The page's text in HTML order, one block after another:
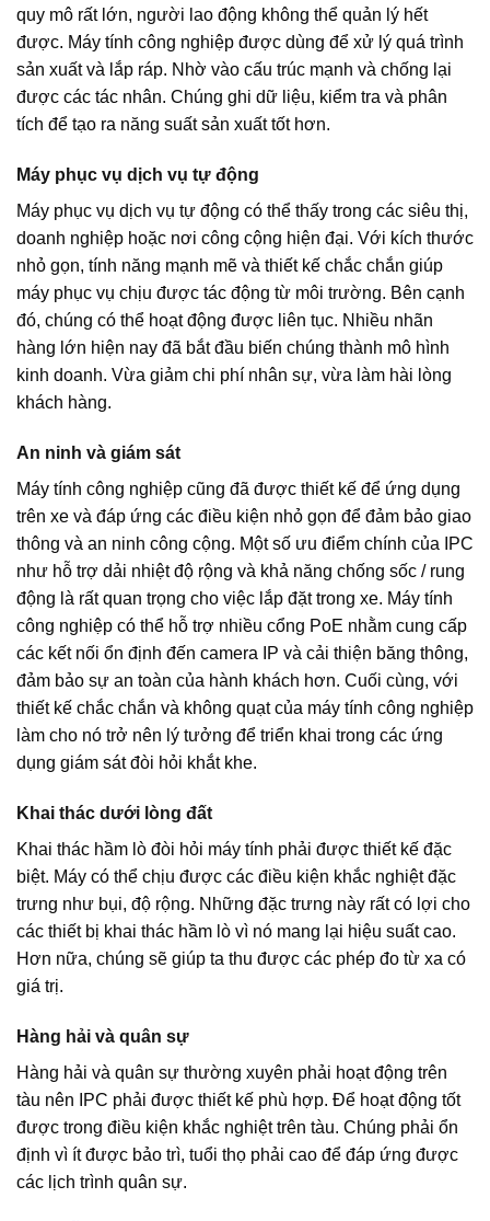
quy mô rất lớn, người lao động không thể quản lý hết
được. Máy tính công nghiệp được dùng để xử lý quá trình
sản xuất và lắp ráp. Nhờ vào cấu trúc mạnh và chống lại
được các tác nhân. Chúng ghi dữ liệu, kiểm tra và phân
tích để tạo ra năng suất sản xuất tốt hơn.
Máy phục vụ dịch vụ tự động
Máy phục vụ dịch vụ tự động có thể thấy trong các siêu thị,
doanh nghiệp hoặc nơi công cộng hiện đại. Với kích thước
nhỏ gọn, tính năng mạnh mẽ và thiết kế chắc chắn giúp
máy phục vụ chịu được tác động từ môi trường. Bên cạnh
đó, chúng có thể hoạt động được liên tục. Nhiều nhãn
hàng lớn hiện nay đã bắt đầu biến chúng thành mô hình
kinh doanh. Vừa giảm chi phí nhân sự, vừa làm hài lòng
khách hàng.
An ninh và giám sát
Máy tính công nghiệp cũng đã được thiết kế để ứng dụng
trên xe và đáp ứng các điều kiện nhỏ gọn để đảm bảo giao
thông và an ninh công cộng. Một số ưu điểm chính của IPC
như hỗ trợ dải nhiệt độ rộng và khả năng chống sốc / rung
động là rất quan trọng cho việc lắp đặt trong xe. Máy tính
công nghiệp có thể hỗ trợ nhiều cổng PoE nhằm cung cấp
các kết nối ổn định đến camera IP và cải thiện băng thông,
đảm bảo sự an toàn của hành khách hơn. Cuối cùng, với
thiết kế chắc chắn và không quạt của máy tính công nghiệp
làm cho nó trở nên lý tưởng để triển khai trong các ứng
dụng giám sát đòi hỏi khắt khe.
Khai thác dưới lòng đất
Khai thác hầm lò đòi hỏi máy tính phải được thiết kế đặc
biệt. Máy có thể chịu được các điều kiện khắc nghiệt đặc
trưng như bụi, độ rộng. Những đặc trưng này rất có lợi cho
các thiết bị khai thác hầm lò vì nó mang lại hiệu suất cao.
Hơn nữa, chúng sẽ giúp ta thu được các phép đo từ xa có
giá trị.
Hàng hải và quân sự
Hàng hải và quân sự thường xuyên phải hoạt động trên
tàu nên IPC phải được thiết kế phù hợp. Để hoạt động tốt
được trong điều kiện khắc nghiệt trên tàu. Chúng phải ổn
định vì ít được bảo trì, tuổi thọ phải cao để đáp ứng được
các lịch trình quân sự.